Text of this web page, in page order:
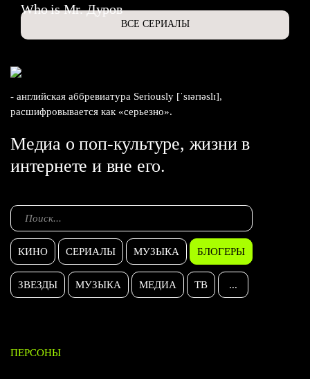
Who is Mr. Дуров
ВСЕ СЕРИАЛЫ
- английская аббревиатура Seriously [ˈsɪərɪəslɪ],
расшифровывается как «серьезно».
Медиа о поп-культуре, жизни в
интернете и вне его.
КИНО СЕРИАЛЫ МУЗЫКА БЛОГЕРЫ
ЗВЕЗДЫ МУЗЫКА МЕДИА ТВ ...
ПЕРСОНЫ